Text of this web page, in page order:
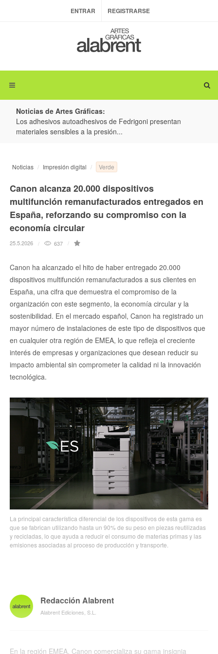
ENTRAR REGISTRARSE
Noticias de Artes Gráficas:
Los adhesivos autoadhesivos de Fedrigoni presentan
materiales sensibles a la presión...
Noticias Impresión digital Verde
Canon alcanza 20.000 dispositivos
multifunción remanufacturados entregados en
España, reforzando su compromiso con la
economía circular
25.5.2026 637
Canon ha alcanzado el hito de haber entregado 20.000
dispositivos multifunción remanufacturados a sus clientes en
España, una cifra que demuestra el compromiso de la
organización con este segmento, la economía circular y la
sostenibilidad. En el mercado español, Canon ha registrado un
mayor número de instalaciones de este tipo de dispositivos que
en cualquier otra región de EMEA, lo que refleja el creciente
interés de empresas y organizaciones que desean reducir su
impacto ambiental sin comprometer la calidad ni la innovación
tecnológica.
La principal característica diferencial de los dispositivos de esta gama es
que se fabrican utilizando hasta un 90% de su peso en piezas reutilizadas
y recicladas, lo que ayuda a reducir el consumo de materias primas y las
emisiones asociadas al proceso de producción y transporte.
Redacción Alabrent
Alabrent Ediciones, S.L.
En la región EMEA, Canon comercializa su gama insignia